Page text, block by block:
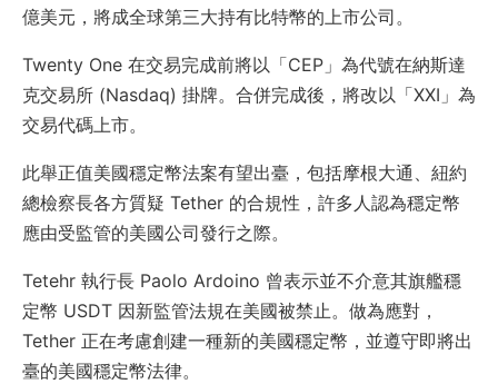
億美元，將成全球第三大持有比特幣的上市公司。
Twenty One 在交易完成前將以「CEP」為代號在納斯達
克交易所 (Nasdaq) 掛牌。合併完成後，將改以「XXI」為
交易代碼上市。
此舉正值美國穩定幣法案有望出臺，包括摩根大通、紐約
總檢察長各方質疑 Tether 的合規性，許多人認為穩定幣
應由受監管的美國公司發行之際。
Tetehr 執行長 Paolo Ardoino 曾表示並不介意其旗艦穩
定幣 USDT 因新監管法規在美國被禁止。做為應對，
Tether 正在考慮創建一種新的美國穩定幣，並遵守即將出
臺的美國穩定幣法律。